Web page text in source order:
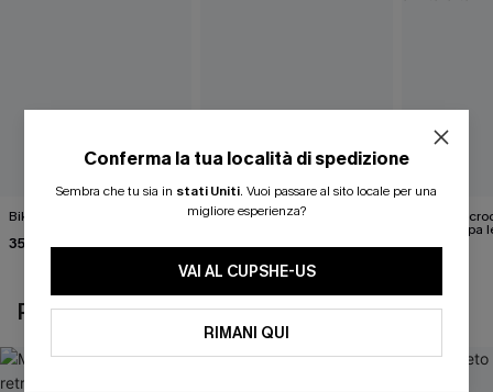
Bikini rosa Fazed
35,00 €
Completo bikini viola Midkini
con stampa
POTREBBE INTERESSARTI ANCHE
Conferma la tua località di spedizione
Sembra che tu sia in stati Uniti. Vuoi passare al sito locale per una
migliore esperienza?
VAI AL CUPSHE-US
RIMANI QUI